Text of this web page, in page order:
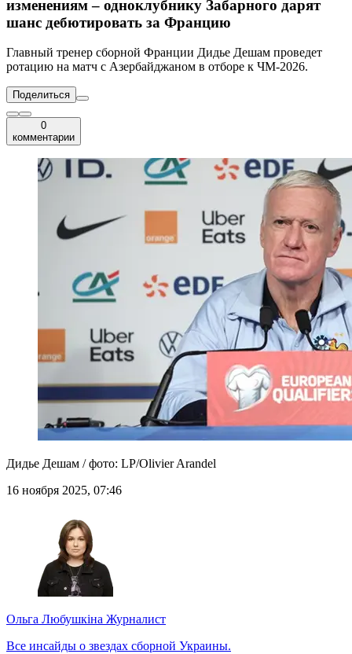
изменениям – одноклубнику Забарного дарят
шанс дебютировать за Францию
Главный тренер сборной Франции Дидье Дешам проведет
ротацию на матч с Азербайджаном в отборе к ЧМ-2026.
Поделиться
0
комментарии
Дидье Дешам / фото: LP/Olivier Arandel
16 ноября 2025, 07:46
Ольга Любушкіна Журналист
Все инсайды о звездах сборной Украины.